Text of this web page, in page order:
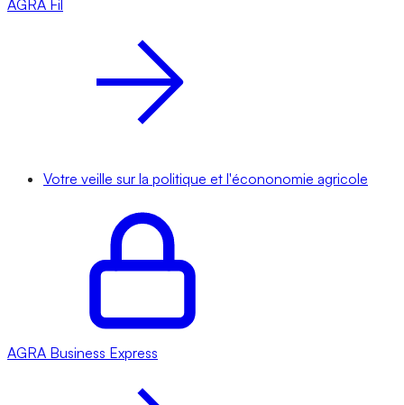
AGRA Fil
Votre veille sur la politique et l'écononomie agricole
AGRA Business Express